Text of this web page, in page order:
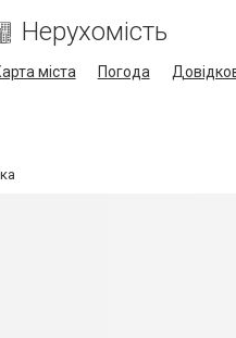
Нерухомість
міста Погода